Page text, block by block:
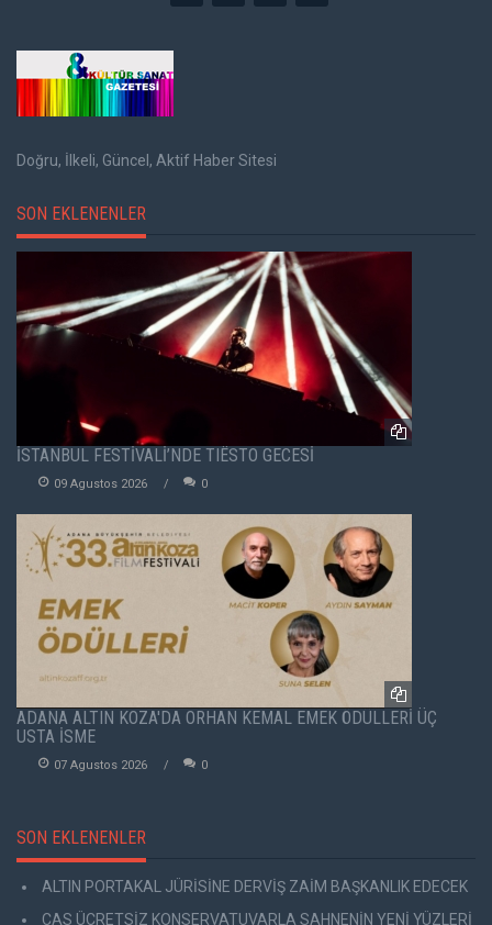
Doğru, İlkeli, Güncel, Aktif Haber Sitesi
SON EKLENENLER
İSTANBUL FESTİVALİ’NDE TIËSTO GECESİ
09 Agustos 2026 0
ADANA ALTIN KOZA'DA ORHAN KEMAL EMEK ÖDÜLLERİ ÜÇ
USTA İSME
07 Agustos 2026 0
SON EKLENENLER
ALTIN PORTAKAL JÜRİSİNE DERVİŞ ZAİM BAŞKANLIK EDECEK
CAS ÜCRETSİZ KONSERVATUVARLA SAHNENİN YENİ YÜZLERİ